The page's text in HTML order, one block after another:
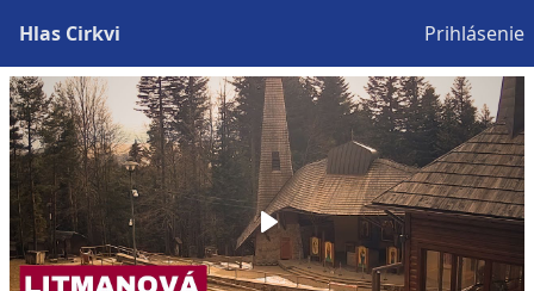
Hlas Cirkvi Prihlásenie
Play